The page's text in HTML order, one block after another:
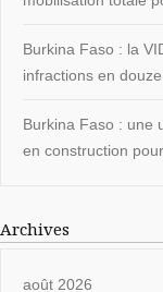
Burkina Faso : la
infractions en
Burkina Faso : une
en construction
Archives
août 2026